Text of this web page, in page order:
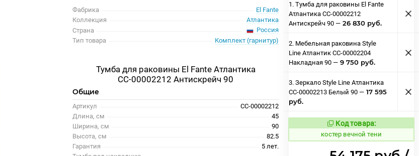
Фабрика
El Fante
Коллекция
Атлантика
Страна
Россия
Тип товара
Комплект (гарнитур)
Тумба для раковины El Fante Атлантика
СС-00002212 Антискрейч 90
Общие
Артикул
СС-00002212
Длина, см
45
Ширина, см
90
Высота, см
82.5
Гарантия
5 лет.
1. Тумба для раковины El Fante
Атлантика СС-00002212
Антискрейч 90 — 26 830 руб.
2. Мебельная раковина Style
Line Атлантик СС-00002204
Накладная 90 — 9 750 руб.
3. Зеркало Style Line Атлантика
СС-00002213 Белый 90 — 17 595
руб.
Код товара:
798603 Код товара:
костер вечной тени